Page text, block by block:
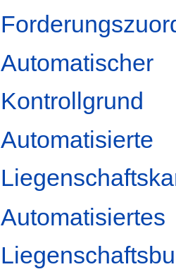
Automatischer
Kontrollgrund
Automatisierte
Automatisiertes